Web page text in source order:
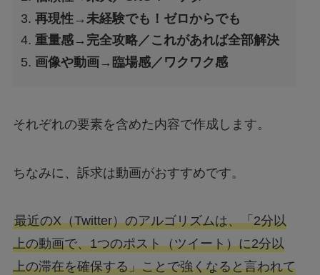
再現性→未経験でも！ゼロからでも
重量感→完全攻略／これがあれば全部解決
画像や動画→臨場感／ワクワク感
それぞれの要素を含めた内容で作成します。
ちなみに、訴求は動画がおすすめです。
最近のX（Twitter）のアルゴリズムは、「2分以
上の動画で、1つのポスト（ツイート）に2分以
上の滞在を確保する」ことで強くなると言われて